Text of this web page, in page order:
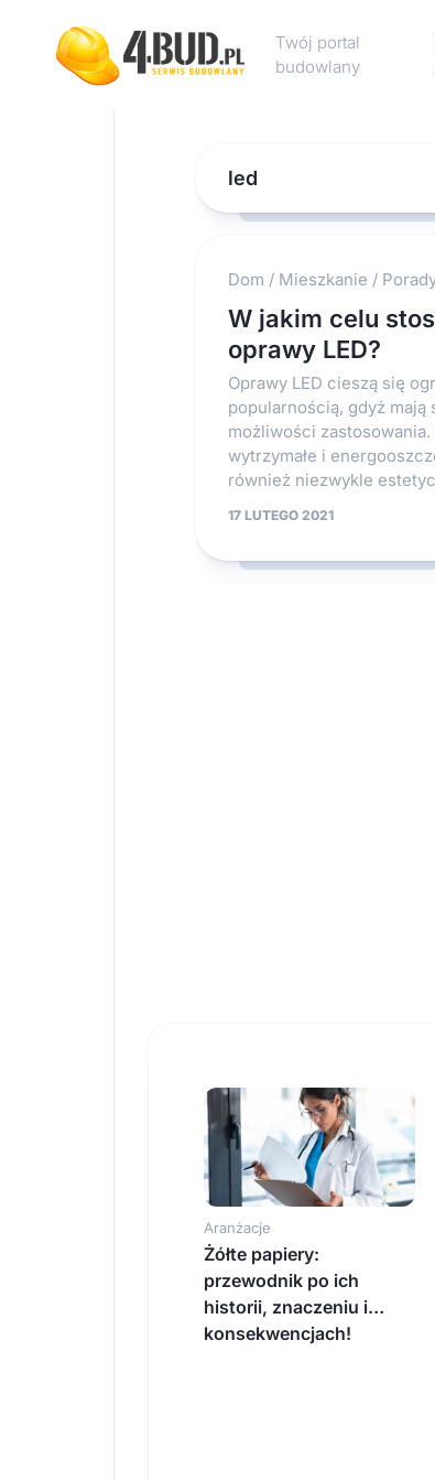
content
Twój portal
budowlany
led
Dom / Mieszkanie /
W jakim celu
oprawy LED?
Oprawy LED cieszą się
popularnością, gdyż mają
możliwości
wytrzymałe i
również niezwykle
17 LUTEGO 2021
Aranżacje
Żółte papiery:
przewodnik po ich
historii, znaczeniu i…
konsekwencjach!